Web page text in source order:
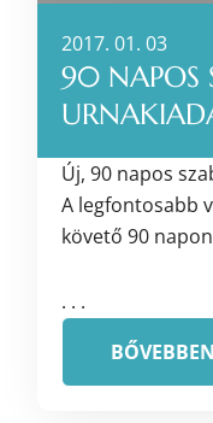
2017. 01. 03
90 NAPOS
Új, 90 napos
A legfontosabb
követő 90
. . .
BŐVEBBEN